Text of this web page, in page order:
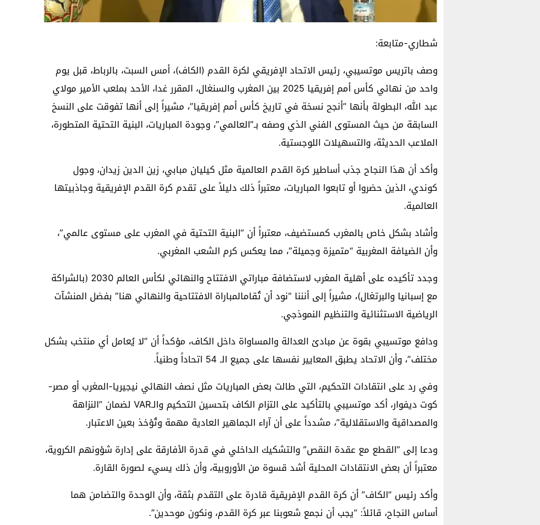
شطاري-متابعة:
وصف باتريس موتسيبي، رئيس الاتحاد الإفريقي لكرة القدم (الكاف)، أمس السبت، بالرباط، قبل يوم
واحد من نهائي كأس أمم إفريقيا 2025 بين المغرب والسنغال، المقرر غدا، الأحد بملعب الأمير مولاي
عبد الله، البطولة بأنها “أنجح نسخة في تاريخ كأس أمم إفريقيا”، مشيراً إلى أنها تفوقت على النسخ
السابقة من حيث المستوى الفني الذي وصفه بـ”العالمي”، وجودة المباريات، البنية التحتية المتطورة،
الملاعب الحديثة، والتسهيلات اللوجستية.
وأكد أن هذا النجاح جذب أساطير كرة القدم العالمية مثل كيليان مبابي، زين الدين زيدان، وجول
كوندي، الذين حضروا أو تابعوا المباريات، معتبراً ذلك دليلاً على تقدم كرة القدم الإفريقية وجاذبيتها
العالمية.
وأشاد بشكل خاص بالمغرب كمستضيف، معتبراً أن “البنية التحتية في المغرب على مستوى عالمي”،
وأن الضيافة المغربية “متميزة وجميلة”، مما يعكس كرم الشعب المغربي.
وجدد تأكيده على أهلية المغرب لاستضافة مباراتي الافتتاح والنهائي لكأس العالم 2030 (بالشراكة
مع إسبانيا والبرتغال)، مشيراً إلى أنننا “نود أن تُقامالمباراة الافتتاحية والنهائي هنا” بفضل المنشآت
الرياضية الاستثنائية والتنظيم النموذجي.
ودافع موتسيبي بقوة عن مبادئ العدالة والمساواة داخل الكاف، مؤكداً أن “لا يُعامل أي منتخب بشكل
مختلف”، وأن الاتحاد يطبق المعايير نفسها على جميع الـ 54 اتحاداً وطنياً.
وفي رد على انتقادات التحكيم، التي طالت بعض المباريات مثل نصف النهائي نيجيريا-المغرب أو مصر-
كوت ديفوار، أكد موتسيبي بالتأكيد على التزام الكاف بتحسين التحكيم والـVAR لضمان “النزاهة
والمصداقية والاستقلالية”، مشدداً على أن آراء الجماهير العادية مهمة وتُؤخذ بعين الاعتبار.
ودعا إلى “القطع مع عقدة النقص” والتشكيك الداخلي في قدرة الأفارقة على إدارة شؤونهم الكروية،
معتبراً أن بعض الانتقادات المحلية أشد قسوة من الأوروبية، وأن ذلك يسيء لصورة القارة.
وأكد رئيس “الكاف” أن كرة القدم الإفريقية قادرة على التقدم بثقة، وأن الوحدة والتضامن هما
أساس النجاح، قائلاً: “يجب أن نجمع شعوبنا عبر كرة القدم، ونكون موحدين”.